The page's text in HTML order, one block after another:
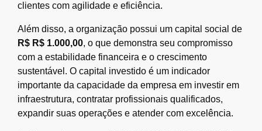
clientes com agilidade e eficiência.
Além disso, a organização possui um capital social de
R$ R$ 1.000,00, o que demonstra seu compromisso
com a estabilidade financeira e o crescimento
sustentável. O capital investido é um indicador
importante da capacidade da empresa em investir em
infraestrutura, contratar profissionais qualificados,
expandir suas operações e atender com excelência.